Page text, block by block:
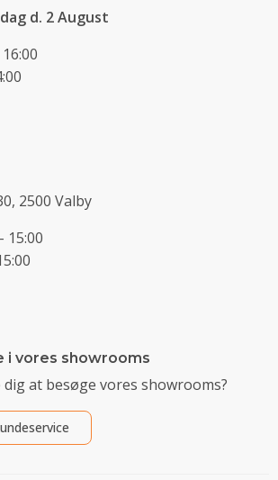
d. 2 August
2500 Valby
15:00
i vores showrooms
at besøge vores showrooms?